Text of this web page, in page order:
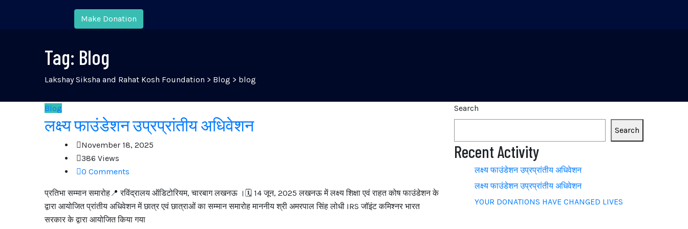
Make Donation
Tag: Blog
Lakshay Siksha and Rahat Kosh Foundation > Blog > blog
Blog
लक्ष्य फाउंडेशन उप्रप्रांतीय अधिवेशन
November 18, 2025
386 Views
0 Comments
प्रतिभा सम्मान समारोह📍 रविंद्रालय ऑडिटोरियम, चारबाग लखनऊ ।🗓️ 14 जून, 2025 लखनऊ में लक्ष्य शिक्षा एवं राहत कोष फाउंडेशन के
द्वारा आयोजित प्रांतीय अधिवेशन में छात्र एवं छात्राओं का सम्मान समारोह माननीय श्री अमरपाल सिंह लोधी IRS जॉइंट कमिश्नर भारत
सरकार के द्वारा आयोजित किया गया
Search
Search
Recent Activity
लक्ष्य फाउंडेशन उप्रप्रांतीय अधिवेशन
लक्ष्य फाउंडेशन उप्रप्रांतीय अधिवेशन
YOUR DONATIONS HAVE CHANGED LIVES